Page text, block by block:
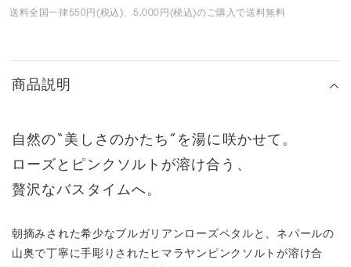
送料全国一律550円(税込)、5,000円(税込)のご購入で送料無料
商品説明
自然の“美しさのかたち”を湯に咲かせて。
ローズとピンクソルトが溶け合う、
贅沢なバスタイムへ。
朝摘みされた希少なブルガリアンローズペタルと、ネパールの
山奥で丁寧に手彫りされたヒマラヤンピンクソルトが溶け合